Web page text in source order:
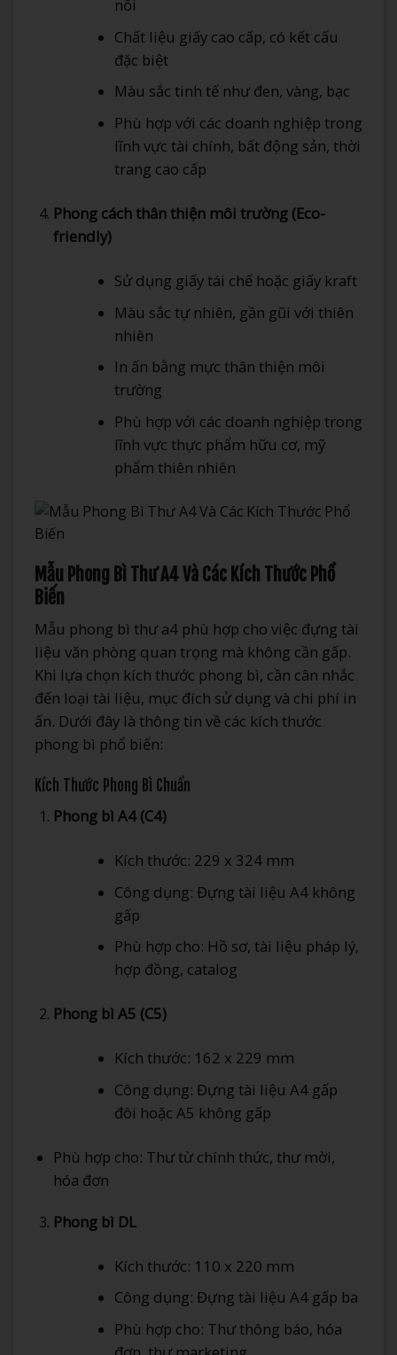
nổi
Chất liệu giấy cao cấp, có kết cấu
đặc biệt
Màu sắc tinh tế như đen, vàng, bạc
Phù hợp với các doanh nghiệp trong
lĩnh vực tài chính, bất động sản, thời
trang cao cấp
Phong cách thân thiện môi trường (Eco-
friendly)
Sử dụng giấy tái chế hoặc giấy kraft
Màu sắc tự nhiên, gần gũi với thiên
nhiên
In ấn bằng mực thân thiện môi
trường
Phù hợp với các doanh nghiệp trong
lĩnh vực thực phẩm hữu cơ, mỹ
phẩm thiên nhiên
Mẫu Phong Bì Thư A4 Và Các Kích Thước Phổ
Biến
Mẫu phong bì thư a4 phù hợp cho việc đựng tài
liệu văn phòng quan trọng mà không cần gấp.
Khi lựa chọn kích thước phong bì, cần cân nhắc
đến loại tài liệu, mục đích sử dụng và chi phí in
ấn. Dưới đây là thông tin về các kích thước
phong bì phổ biến:
Kích Thước Phong Bì Chuẩn
Phong bì A4 (C4)
Kích thước: 229 x 324 mm
Công dụng: Đựng tài liệu A4 không
gấp
Phù hợp cho: Hồ sơ, tài liệu pháp lý,
hợp đồng, catalog
Phong bì A5 (C5)
Kích thước: 162 x 229 mm
Công dụng: Đựng tài liệu A4 gấp
đôi hoặc A5 không gấp
Phù hợp cho: Thư từ chính thức, thư mời,
hóa đơn
Phong bì DL
Kích thước: 110 x 220 mm
Công dụng: Đựng tài liệu A4 gấp ba
Phù hợp cho: Thư thông báo, hóa